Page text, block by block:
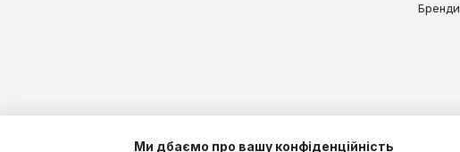
Бренди
Ми дбаємо про вашу конфіденційність